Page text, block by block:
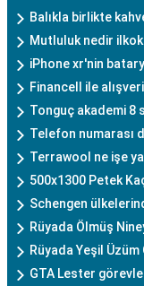
Balıkla birlikte
Mutluluk nedir
iPhone xr'nin
Financell ile
Tonguç akademi 8
Telefon numarası
Terrawool ne işe
500x1300 Petek
Schengen
Rüyada Ölmüş
Rüyada Yeşil
GTA Lester